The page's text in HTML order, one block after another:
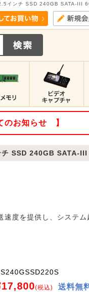
インチ SSD 240GB SATA-III
のお知らせ 】
SSD 240GB SATA-III 6Gb/
度を提供し、システム
(税込) 送料無